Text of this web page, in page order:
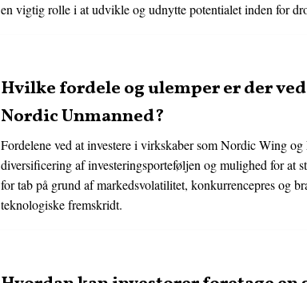
en vigtig rolle i at udvikle og udnytte potentialet inden for
Hvilke fordele og ulemper er der
Nordic Unmanned?
Fordelene ved at investere i virkskaber som Nordic Wing
diversificering af investeringsporteføljen og mulighed for at
for tab på grund af markedsvolatilitet, konkurrencepres og
teknologiske fremskridt.